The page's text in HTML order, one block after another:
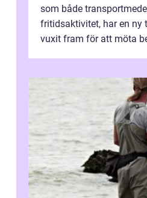
som både
fritidsaktivitet, har en ny
vuxit fram för att möta